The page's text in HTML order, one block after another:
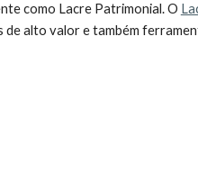
como Lacre Patrimonial. O
de alto valor e também